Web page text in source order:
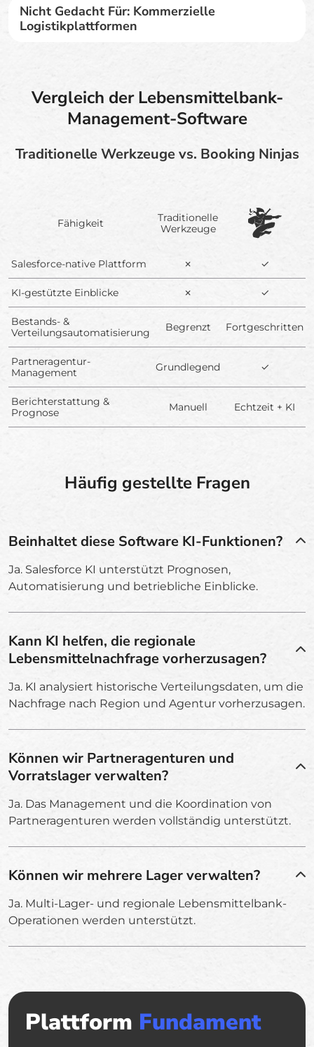
Nicht Gedacht Für: Kommerzielle
Logistikplattformen
Vergleich der Lebensmittelbank-
Management-Software
Traditionelle Werkzeuge vs. Booking Ninjas
Fähigkeit
Traditionelle
Werkzeuge
Salesforce-native Plattform ✗ ✓
KI-gestützte Einblicke ✗ ✓
Bestands- &
Verteilungsautomatisierung
Begrenzt Fortgeschritten
Partneragentur-
Management
Grundlegend ✓
Berichterstattung &
Prognose
Manuell Echtzeit + KI
Häufig gestellte Fragen
Beinhaltet diese Software KI-Funktionen?
Ja. Salesforce KI unterstützt Prognosen,
Automatisierung und betriebliche Einblicke.
Kann KI helfen, die regionale
Lebensmittelnachfrage vorherzusagen?
Ja. KI analysiert historische Verteilungsdaten, um die
Nachfrage nach Region und Agentur vorherzusagen.
Können wir Partneragenturen und
Vorratslager verwalten?
Ja. Das Management und die Koordination von
Partneragenturen werden vollständig unterstützt.
Können wir mehrere Lager verwalten?
Ja. Multi-Lager- und regionale Lebensmittelbank-
Operationen werden unterstützt.
Plattform Fundament